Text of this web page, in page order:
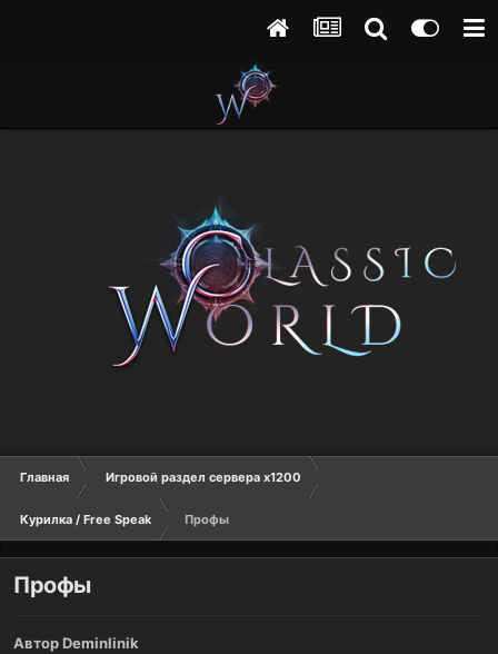
Главная Игровой раздел сервера х1200
Курилка / Free Speak Профы
Профы
АвторDeminlinik